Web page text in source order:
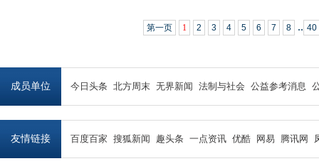
第一页 1 2 3 4 5 6 7 8 .. 40
成员单位 今日头条 北方周末 无界新闻 法制与社会 公益参考消息
友情链接 百度百家 搜狐新闻 趣头条 一点资讯 优酷 网易 腾讯网